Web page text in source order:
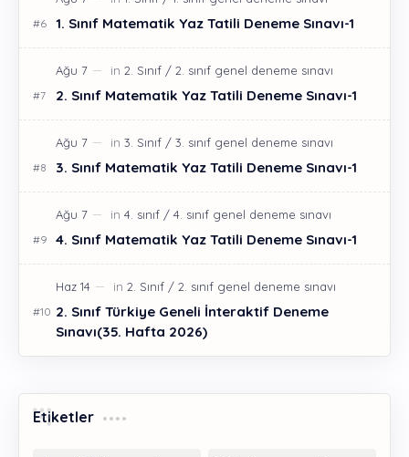
1. Sınıf Matematik Yaz Tatili Deneme Sınavı-1
2. Sınıf Matematik Yaz Tatili Deneme Sınavı-1
3. Sınıf Matematik Yaz Tatili Deneme Sınavı-1
4. Sınıf Matematik Yaz Tatili Deneme Sınavı-1
2. Sınıf Türkiye Geneli İnteraktif Deneme
Sınavı(35. Hafta 2026)
Etiketler